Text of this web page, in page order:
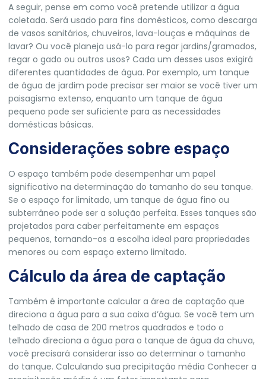
A seguir, pense em como você pretende utilizar a água
coletada. Será usado para fins domésticos, como descarga
de vasos sanitários, chuveiros, lava-louças e máquinas de
lavar? Ou você planeja usá-lo para regar jardins/gramados,
regar o gado ou outros usos? Cada um desses usos exigirá
diferentes quantidades de água. Por exemplo, um tanque
de água de jardim pode precisar ser maior se você tiver um
paisagismo extenso, enquanto um tanque de água
pequeno pode ser suficiente para as necessidades
domésticas básicas.
Considerações sobre espaço
O espaço também pode desempenhar um papel
significativo na determinação do tamanho do seu tanque.
Se o espaço for limitado, um tanque de água fino ou
subterrâneo pode ser a solução perfeita. Esses tanques são
projetados para caber perfeitamente em espaços
pequenos, tornando-os a escolha ideal para propriedades
menores ou com espaço externo limitado.
Cálculo da área de captação
Também é importante calcular a área de captação que
direciona a água para a sua caixa d’água. Se você tem um
telhado de casa de 200 metros quadrados e todo o
telhado direciona a água para o tanque de água da chuva,
você precisará considerar isso ao determinar o tamanho
do tanque. Calculando sua precipitação média Conhecer a